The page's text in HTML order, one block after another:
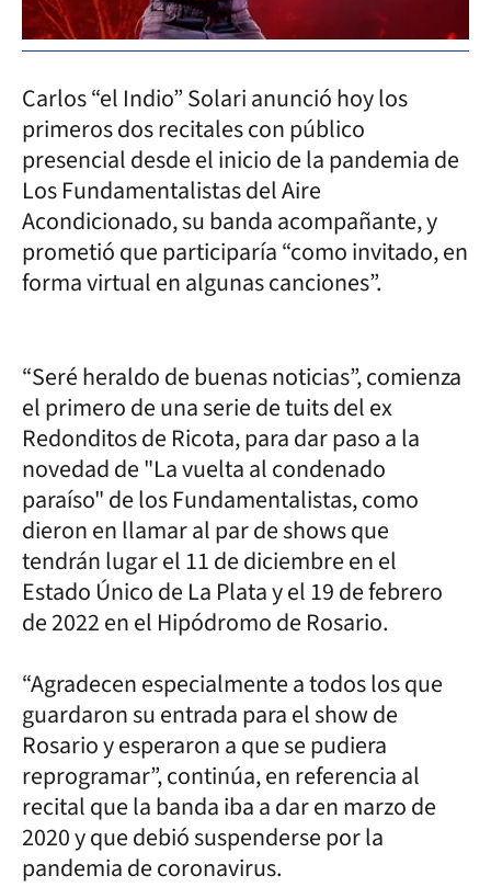
Carlos “el Indio” Solari anunció hoy los
primeros dos recitales con público
presencial desde el inicio de la pandemia de
Los Fundamentalistas del Aire
Acondicionado, su banda acompañante, y
prometió que participaría “como invitado, en
forma virtual en algunas canciones”.
“Seré heraldo de buenas noticias”, comienza
el primero de una serie de tuits del ex
Redonditos de Ricota, para dar paso a la
novedad de "La vuelta al condenado
paraíso" de los Fundamentalistas, como
dieron en llamar al par de shows que
tendrán lugar el 11 de diciembre en el
Estado Único de La Plata y el 19 de febrero
de 2022 en el Hipódromo de Rosario.
“Agradecen especialmente a todos los que
guardaron su entrada para el show de
Rosario y esperaron a que se pudiera
reprogramar”, continúa, en referencia al
recital que la banda iba a dar en marzo de
2020 y que debió suspenderse por la
pandemia de coronavirus.